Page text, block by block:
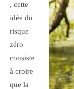
, cette
idée du
risque
zéro
consiste
à croire
que la